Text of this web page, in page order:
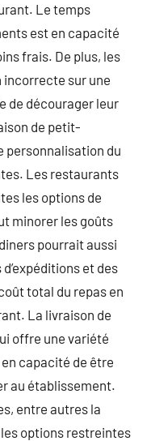
Le temps
est en capacité
frais. De plus, les
incorrecte sur une
de décourager leur
de petit-
personnalisation du
Les restaurants
les options de
minorer les goûts
pourrait aussi
et des
total du repas en
La livraison de
offre une variété
capacité de être
au établissement.
entre autres la
options restreintes